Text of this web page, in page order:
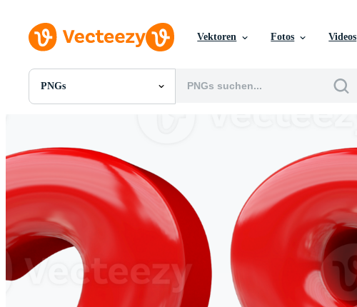
Vektoren Fotos Videos
PNGs
Alle Bilder
PSDs
Vektoren
Motion Graphics
Redaktionelle Bilder
Redaktionelle Ereignisse